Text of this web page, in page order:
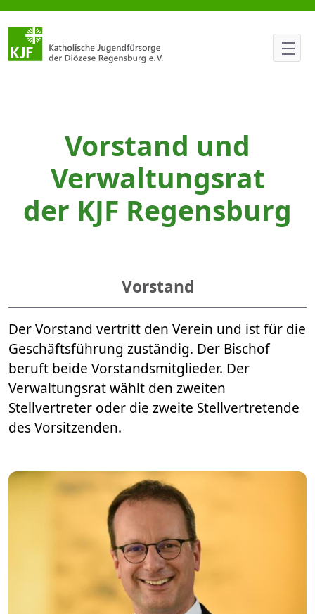
Vorstand | Verwaltungsrat
Vorstand und
Verwaltungsrat
der KJF Regensburg
Vorstand
Der Vorstand vertritt den Verein und ist für die
Geschäftsführung zuständig. Der Bischof
beruft beide Vorstandsmitglieder. Der
Verwaltungsrat wählt den zweiten
Stellvertreter oder die zweite Stellvertretende
des Vorsitzenden.